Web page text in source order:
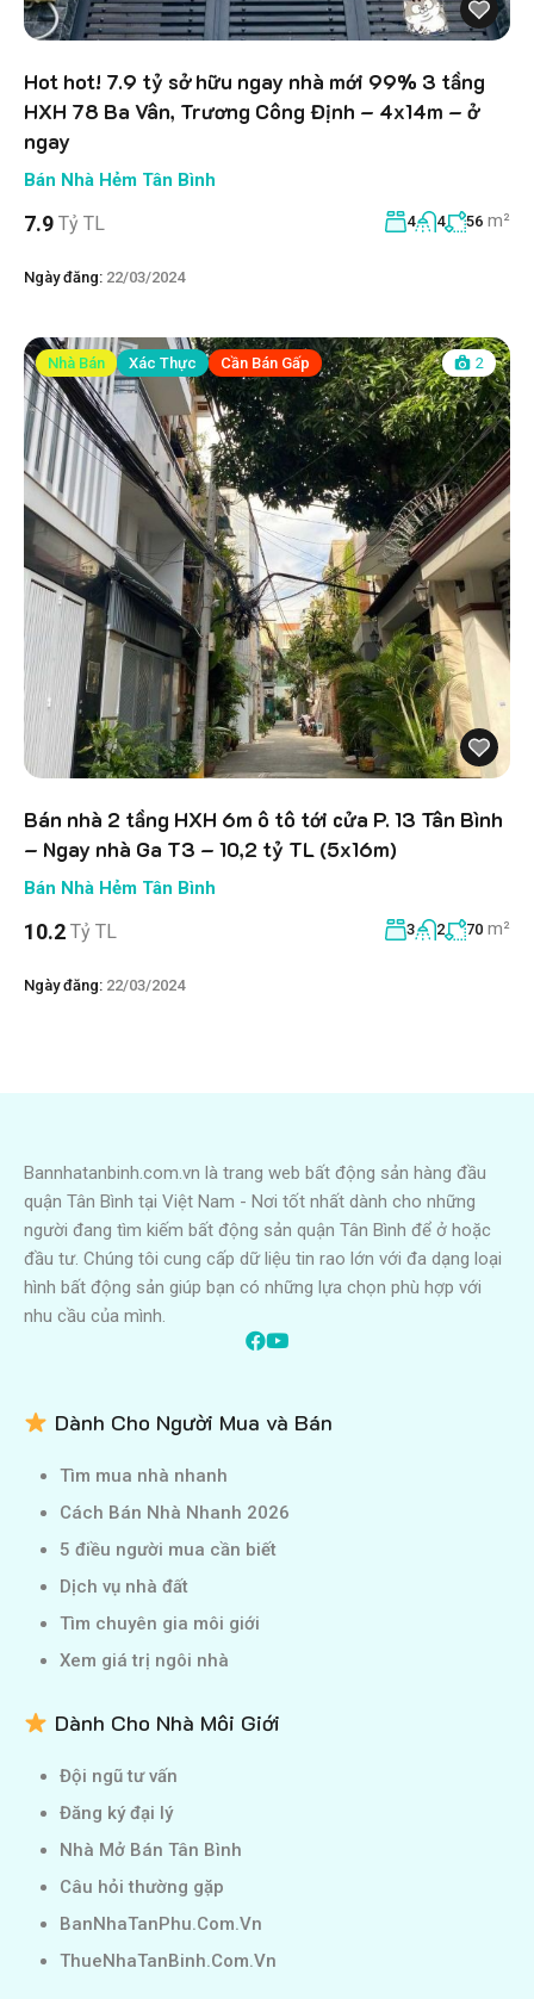
Hot hot! 7.9 tỷ sở hữu ngay nhà mới 99% 3 tầng
HXH 78 Ba Vân, Trương Công Định – 4x14m – ở
ngay
Bán Nhà Hẻm Tân Bình
7.9 Tỷ TL 4 4 56 m²
Ngày đăng: 22/03/2024
Nhà Bán Xác Thực Cần Bán Gấp 2
Bán nhà 2 tầng HXH 6m ô tô tới cửa P. 13 Tân Bình
– Ngay nhà Ga T3 – 10,2 tỷ TL (5x16m)
Bán Nhà Hẻm Tân Bình
10.2 Tỷ TL 3 2 70 m²
Ngày đăng: 22/03/2024
Bannhatanbinh.com.vn là trang web bất động sản hàng đầu
quận Tân Bình tại Việt Nam - Nơi tốt nhất dành cho những
người đang tìm kiếm bất động sản quận Tân Bình để ở hoặc
đầu tư. Chúng tôi cung cấp dữ liệu tin rao lớn với đa dạng loại
hình bất động sản giúp bạn có những lựa chọn phù hợp với
nhu cầu của mình.
Dành Cho Người Mua và Bán
Tìm mua nhà nhanh
Cách Bán Nhà Nhanh 2026
5 điều người mua cần biết
Dịch vụ nhà đất
Tìm chuyên gia môi giới
Xem giá trị ngôi nhà
Dành Cho Nhà Môi Giới
Đội ngũ tư vấn
Đăng ký đại lý
Nhà Mở Bán Tân Bình
Câu hỏi thường gặp
BanNhaTanPhu.Com.Vn
ThueNhaTanBinh.Com.Vn